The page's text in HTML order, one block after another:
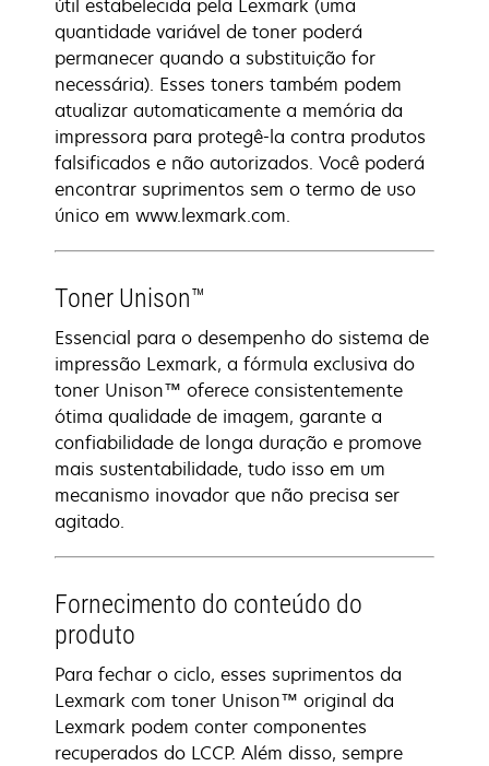
útil estabelecida pela Lexmark (uma
quantidade variável de toner poderá
permanecer quando a substituição for
necessária). Esses toners também podem
atualizar automaticamente a memória da
impressora para protegê-la contra produtos
falsificados e não autorizados. Você poderá
encontrar suprimentos sem o termo de uso
único em www.lexmark.com.
Toner Unison™
Essencial para o desempenho do sistema de
impressão Lexmark, a fórmula exclusiva do
toner Unison™ oferece consistentemente
ótima qualidade de imagem, garante a
confiabilidade de longa duração e promove
mais sustentabilidade, tudo isso em um
mecanismo inovador que não precisa ser
agitado.
Fornecimento do conteúdo do
produto
Para fechar o ciclo, esses suprimentos da
Lexmark com toner Unison™ original da
Lexmark podem conter componentes
recuperados do LCCP. Além disso, sempre